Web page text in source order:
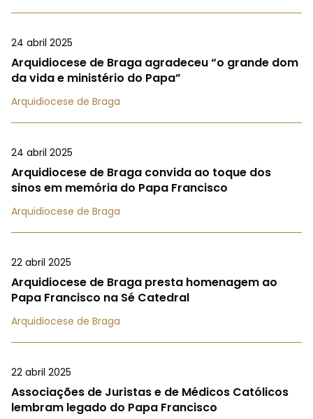
24 abril 2025
Arquidiocese de Braga agradeceu “o grande dom
da vida e ministério do Papa”
Arquidiocese de Braga
24 abril 2025
Arquidiocese de Braga convida ao toque dos
sinos em memória do Papa Francisco
Arquidiocese de Braga
22 abril 2025
Arquidiocese de Braga presta homenagem ao
Papa Francisco na Sé Catedral
Arquidiocese de Braga
22 abril 2025
Associações de Juristas e de Médicos Católicos
lembram legado do Papa Francisco